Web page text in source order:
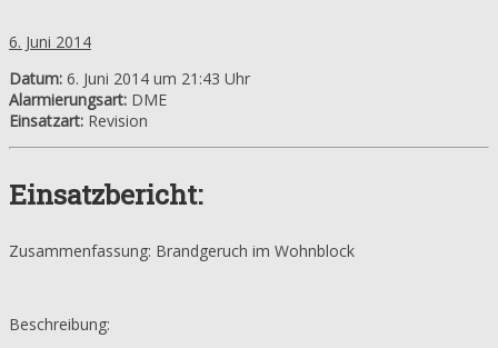
6. Juni 2014
Datum: 6. Juni 2014 um 21:43 Uhr
Alarmierungsart: DME
Einsatzart: Revision
Einsatzbericht:
Zusammenfassung: Brandgeruch im Wohnblock
Beschreibung: